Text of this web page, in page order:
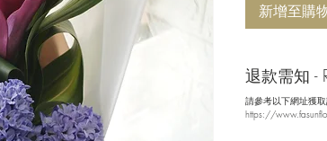
新增至購
退款需知 -
請參考以下網址獲
https://